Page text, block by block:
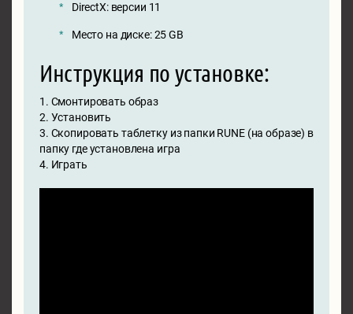
DirectX: версии 11
Место на диске: 25 GB
Инструкция по установке:
1. Смонтировать образ
2. Установить
3. Скопировать таблетку из папки RUNE (на образе) в
папку где установлена игра
4. Играть